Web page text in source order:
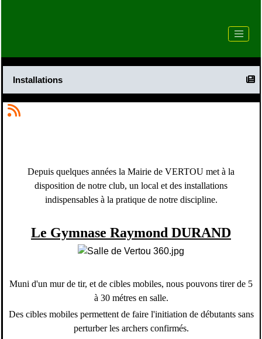
Installations
Depuis quelques années la Mairie de VERTOU met à la
disposition de notre club, un local et des installations
indispensables à la pratique de notre discipline.
Le Gymnase Raymond DURAND
Muni d'un mur de tir, et de cibles mobiles, nous pouvons tirer de 5
à 30 métres en salle.
Des cibles mobiles permettent de faire l'initiation de débutants sans
perturber les archers confirmés.